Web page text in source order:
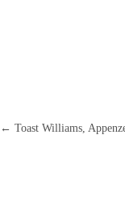
Posts
← Toast Williams,